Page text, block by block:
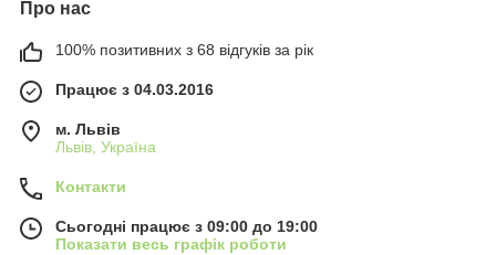
Про нас
100% позитивних з 68 відгуків за рік
Працює з 04.03.2016
м. Львів
Львів, Україна
Контакти
Сьогодні працює з 09:00 до 19:00
Показати весь графік роботи